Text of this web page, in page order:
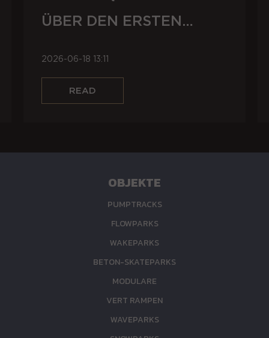
ÜBER DEN ERSTEN
POLENS MIT
INTEGRIERTER LED-
2026-06-18 13:11
OBJEKTE
PUMPTRACKS
FLOWPARKS
WAKEPARKS
BETON-SKATEPARKS
MODULARE
VERT RAMPEN
WAVEPARKS